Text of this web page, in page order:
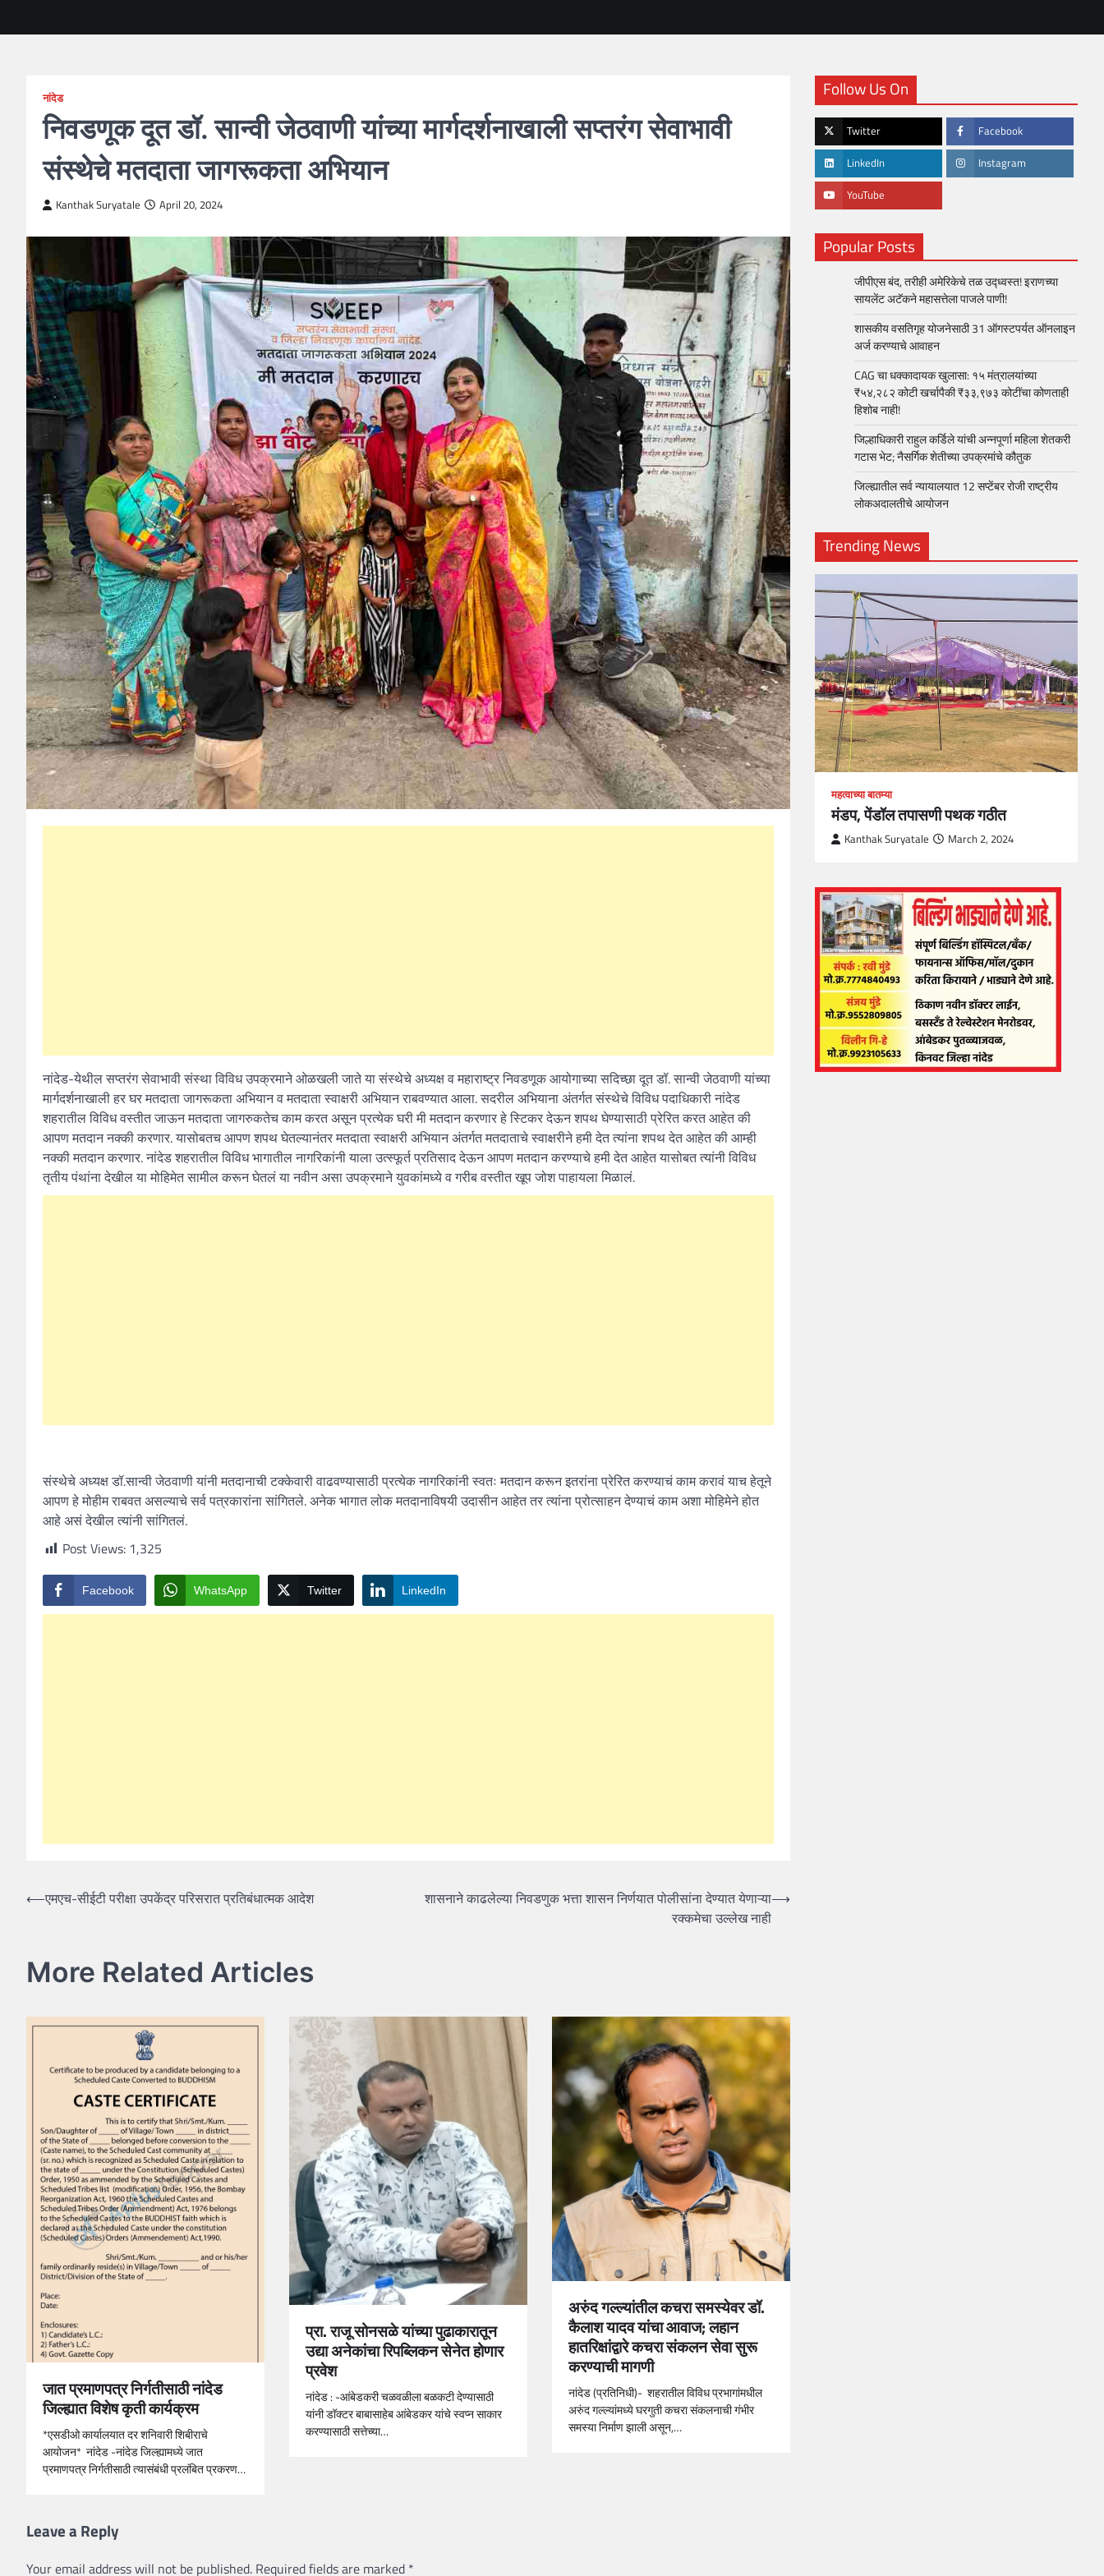
नांदेड
निवडणूक दूत डॉ. सान्वी जेठवाणी यांच्या मार्गदर्शनाखाली सप्तरंग सेवाभावी
संस्थेचे मतदाता जागरूकता अभियान
Kanthak Suryatale April 20, 2024
नांदेड-येथील सप्तरंग सेवाभावी संस्था विविध उपक्रमाने ओळखली जाते या संस्थेचे अध्यक्ष व महाराष्ट्र निवडणूक आयोगाच्या सदिच्छा दूत डॉ. सान्वी जेठवाणी यांच्या
मार्गदर्शनाखाली हर घर मतदाता जागरूकता अभियान व मतदाता स्वाक्षरी अभियान राबवण्यात आला. सदरील अभियाना अंतर्गत संस्थेचे विविध पदाधिकारी नांदेड
शहरातील विविध वस्तीत जाऊन मतदाता जागरुकतेच काम करत असून प्रत्येक घरी मी मतदान करणार हे स्टिकर देऊन शपथ घेण्यासाठी प्रेरित करत आहेत की
आपण मतदान नक्की करणार. यासोबतच आपण शपथ घेतल्यानंतर मतदाता स्वाक्षरी अभियान अंतर्गत मतदाताचे स्वाक्षरीने हमी देत त्यांना शपथ देत आहेत की आम्ही
नक्की मतदान करणार. नांदेड शहरातील विविध भागातील नागरिकांनी याला उत्स्फूर्त प्रतिसाद देऊन आपण मतदान करण्याचे हमी देत आहेत यासोबत त्यांनी विविध
तृतीय पंथांना देखील या मोहिमेत सामील करून घेतलं या नवीन असा उपक्रमाने युवकांमध्ये व गरीब वस्तीत खूप जोश पाहायला मिळालं.
संस्थेचे अध्यक्ष डॉ.सान्वी जेठवाणी यांनी मतदानाची टक्केवारी वाढवण्यासाठी प्रत्येक नागरिकांनी स्वतः मतदान करून इतरांना प्रेरित करण्याचं काम करावं याच हेतूने
आपण हे मोहीम राबवत असल्याचे सर्व पत्रकारांना सांगितले. अनेक भागात लोक मतदानाविषयी उदासीन आहेत तर त्यांना प्रोत्साहन देण्याचं काम अशा मोहिमेने होत
आहे असं देखील त्यांनी सांगितलं.
Post Views: 1,325
Facebook WhatsApp Twitter LinkedIn
Post
⟵एमएच-सीईटी परीक्षा उपकेंद्र परिसरात प्रतिबंधात्मक आदेश
शासनाने काढलेल्या निवडणुक भत्ता शासन निर्णयात पोलीसांना देण्यात येणाऱ्या
रक्कमेचा उल्लेख नाही
⟶
More Related Articles
जात प्रमाणपत्र निर्गतीसाठी नांदेड
जिल्ह्यात विशेष कृती कार्यक्रम
*एसडीओ कार्यालयात दर शनिवारी शिबीराचे
आयोजन* नांदेड -नांदेड जिल्ह्यामध्ये जात
प्रमाणपत्र निर्गतीसाठी त्यासंबंधी प्रलंबित प्रकरण…
प्रा. राजू सोनसळे यांच्या पुढाकारातून
उद्या अनेकांचा रिपब्लिकन सेनेत होणार
प्रवेश
नांदेड : -आंबेडकरी चळवळीला बळकटी देण्यासाठी
यांनी डॉक्टर बाबासाहेब आंबेडकर यांचे स्वप्न साकार
करण्यासाठी सत्तेच्या…
अरुंद गल्ल्यांतील कचरा समस्येवर डॉ.
कैलाश यादव यांचा आवाज; लहान
हातरिक्षांद्वारे कचरा संकलन सेवा सुरू
करण्याची मागणी
नांदेड (प्रतिनिधी)- शहरातील विविध प्रभागांमधील
अरुंद गल्ल्यांमध्ये घरगुती कचरा संकलनाची गंभीर
समस्या निर्माण झाली असून,…
Leave a Reply
Your email address will not be published. Required fields are marked *
Follow Us On
Twitter Facebook
LinkedIn Instagram
YouTube
Popular Posts
जीपीएस बंद, तरीही अमेरिकेचे तळ उद्ध्वस्त! इराणच्या
सायलेंट अटॅकने महासत्तेला पाजले पाणी!
शासकीय वसतिगृह योजनेसाठी 31 ऑगस्टपर्यत ऑनलाइन
अर्ज करण्याचे आवाहन
CAG चा धक्कादायक खुलासा: १५ मंत्रालयांच्या
₹५४,२८२ कोटी खर्चापैकी ₹३३,९७३ कोटींचा कोणताही
हिशोब नाही!
जिल्हाधिकारी राहुल कर्डिले यांची अन्नपूर्णा महिला शेतकरी
गटास भेट; नैसर्गिक शेतीच्या उपक्रमांचे कौतुक
जिल्ह्यातील सर्व न्यायालयात 12 सप्टेंबर रोजी राष्ट्रीय
लोकअदालतीचे आयोजन
Trending News
महत्वाच्या बातम्या
What Is a Front-End Developer?
How to Become One, Salary, Skills
Kanthak Suryatale April 30, 2021
महत्वाच्या बातम्या
मंडप, पेंडॉल तपासणी पथक गठीत
Kanthak Suryatale March 2, 2024